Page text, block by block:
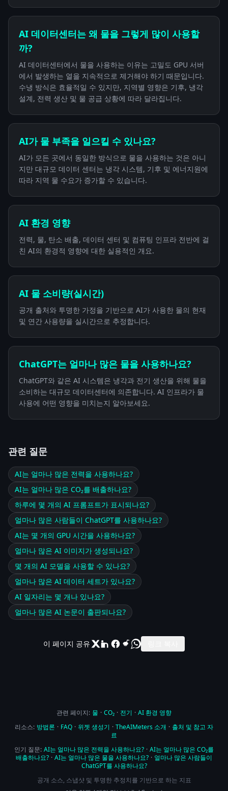
AI 데이터센터는 왜 물을 그렇게 많이 사용할
까?
AI 데이터센터에서 물을 사용하는 이유는 고밀도 GPU 서버
에서 발생하는 열을 지속적으로 제거해야 하기 때문입니다.
수냉 방식은 효율적일 수 있지만, 지역별 영향은 기후, 냉각
설계, 전력 생산 및 물 공급 상황에 따라 달라집니다.
AI가 물 부족을 일으킬 수 있나요?
AI가 모든 곳에서 동일한 방식으로 물을 사용하는 것은 아니
지만 대규모 데이터 센터는 냉각 시스템, 기후 및 에너지원에
따라 지역 물 수요가 증가할 수 있습니다.
AI 환경 영향
전력, 물, 탄소 배출, 데이터 센터 및 컴퓨팅 인프라 전반에 걸
친 AI의 환경적 영향에 대한 실용적인 개요.
AI 물 소비량(실시간)
공개 출처와 투명한 가정을 기반으로 AI가 사용한 물의 현재
및 연간 사용량을 실시간으로 추정합니다.
ChatGPT는 얼마나 많은 물을 사용하나요?
ChatGPT와 같은 AI 시스템은 냉각과 전기 생산을 위해 물을
소비하는 대규모 데이터센터에 의존합니다. AI 인프라가 물
사용에 어떤 영향을 미치는지 알아보세요.
관련 질문
AI는 얼마나 많은 전력을 사용하나요?
AI는 얼마나 많은 CO₂를 배출하나요?
하루에 몇 개의 AI 프롬프트가 표시되나요?
얼마나 많은 사람들이 ChatGPT를 사용하나요?
AI는 몇 개의 GPU 시간을 사용하나요?
얼마나 많은 AI 이미지가 생성되나요?
몇 개의 AI 모델을 사용할 수 있나요?
얼마나 많은 AI 데이터 세트가 있나요?
AI 일자리는 몇 개나 있나요?
얼마나 많은 AI 논문이 출판되나요?
이 페이지 공유
관련 페이지: 물 · CO₂ · 전기 · AI 환경 영향
리소스: 방법론 · FAQ · 위젯 생성기 · TheAIMeters 소개 · 출처 및 참고 자
료
인기 질문: AI는 얼마나 많은 전력을 사용하나요? · AI는 얼마나 많은 CO₂를
배출하나요? · AI는 얼마나 많은 물을 사용하나요? · 얼마나 많은 사람들이
ChatGPT를 사용하나요?
공개 소스, 스냅샷 및 투명한 추정치를 기반으로 하는 지표